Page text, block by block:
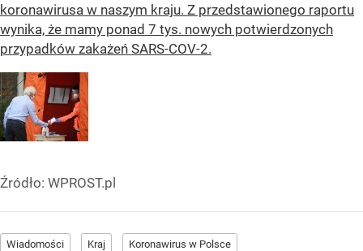
koronawirusa w naszym kraju. Z przedstawionego raportu
wynika, że mamy ponad 7 tys. nowych potwierdzonych
przypadków zakażeń SARS-COV-2.
Źródło: WPROST.pl
Wiadomości Kraj Koronawirus w Polsce